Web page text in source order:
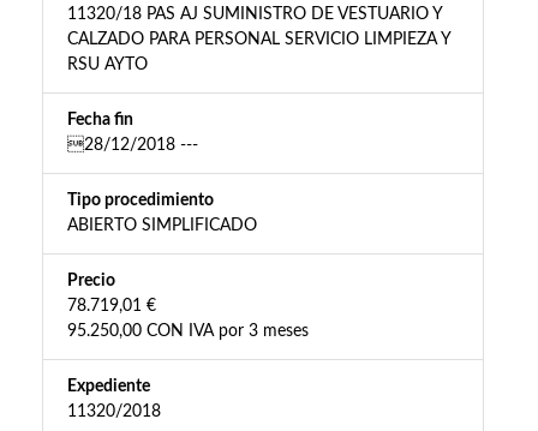
11320/18 PAS AJ SUMINISTRO DE VESTUARIO Y
CALZADO PARA PERSONAL SERVICIO LIMPIEZA Y
RSU AYTO
Fecha fin
28/12/2018 ---
Tipo procedimiento
ABIERTO SIMPLIFICADO
Precio
78.719,01 €
95.250,00 CON IVA por 3 meses
Expediente
11320/2018